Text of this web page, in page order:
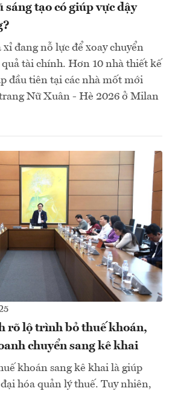
tạo có giúp vực dậy
đang nỗ lực để xoay chuyển
tài chính. Hơn 10 nhà thiết kế
đầu tiên tại các nhà mốt mới
Nữ Xuân - Hè 2026 ở Milan
rõ lộ trình bỏ thuế khoán,
chuyển sang kê khai
khoán sang kê khai là giúp
hóa quản lý thuế. Tuy nhiên,